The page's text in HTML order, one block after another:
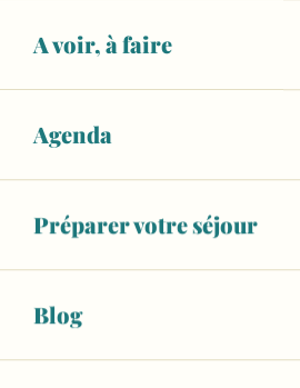
A voir, à faire
Agenda
Préparer votre séjour
Blog
Ouverture et coordonnées
Fermé pour
5,00
Tarif plein